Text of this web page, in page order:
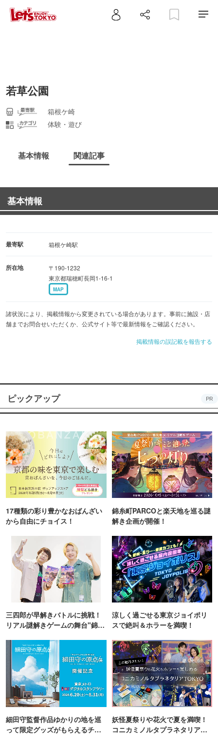
若草公園
箱根ケ崎
体験・遊び
基本情報 関連記事
基本情報
最寄駅 箱根ケ崎駅
所在地
〒190-1232
東京都瑞穂町長岡1-16-1
MAP
諸状況により、掲載情報から変更されている場合があります。事前に施設・店
舗までお問合せいただくか、公式サイト等で最新情報をご確認ください。
掲載情報の誤記載を報告する
ピックアップ PR
17種類の彩り豊かなおばんざい
から自由にチョイス！
錦糸町PARCOと楽天地を巡る謎
解き企画が開催！
三四郎が早解きバトルに挑戦！
リアル謎解きゲームの舞台"錦糸
涼しく過ごせる東京ジョイポリ
スで絶叫＆ホラーを満喫！
細田守監督作品ゆかりの地を巡
って限定グッズがもらえるチャ
妖怪夏祭りや花火で夏を満喫！
コニカミノルタプラネタリア